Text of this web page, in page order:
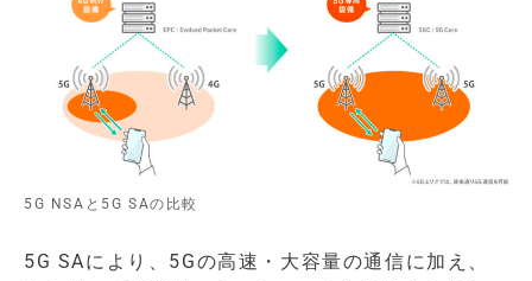
5G NSAと5G SAの比較
5G SAにより、5Gの高速・大容量の通信に加え、